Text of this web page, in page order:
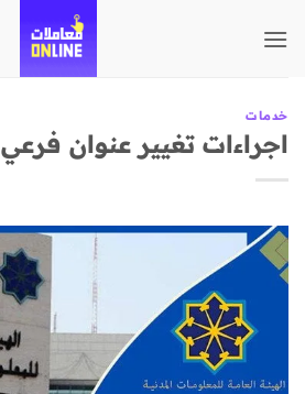
للمحتوى
خدمات
اجراءات تغيير عنوان فرعي 0